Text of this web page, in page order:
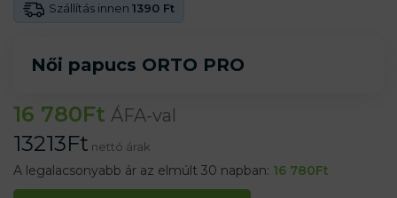
Női papucs ORTO PRO
Szállítás innen 1390 Ft
16 780Ft ÁFA-val
13213Ft nettó árak
A legalacsonyabb ár az elmúlt 30 napban: 16 780Ft